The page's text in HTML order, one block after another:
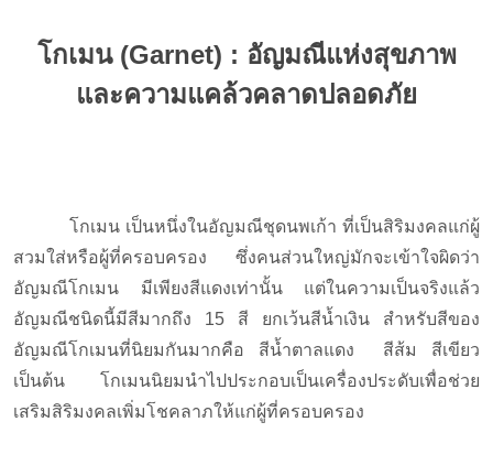
โกเมน(Garnet) : อัญมณีแห่งสุขภาพ
และความแคล้วคลาดปลอดภัย
โกเมน เป็นหนึ่งในอัญมณีชุดนพเก้า ที่เป็นสิริมงคลแก่ผู้
สวมใส่หรือผู้ที่ครอบครอง ซึ่งคนส่วนใหญ่มักจะเข้าใจผิดว่า
อัญมณีโกเมน มีเพียงสีแดงเท่านั้น แต่ในความเป็นจริงแล้ว
อัญมณีชนิดนี้มีสีมากถึง 15 สี ยกเว้นสีน้ำเงิน สำหรับสีของ
อัญมณีโกเมนที่นิยมกันมากคือ สีน้ำตาลแดง สีส้ม สีเขียว
เป็นต้น
โกเมนนิยมนำไปประกอบเป็นเครื่องประดับเพื่อช่วย
เสริมสิริมงคลเพิ่มโชคลาภให้แก่ผู้ที่ครอบครอง